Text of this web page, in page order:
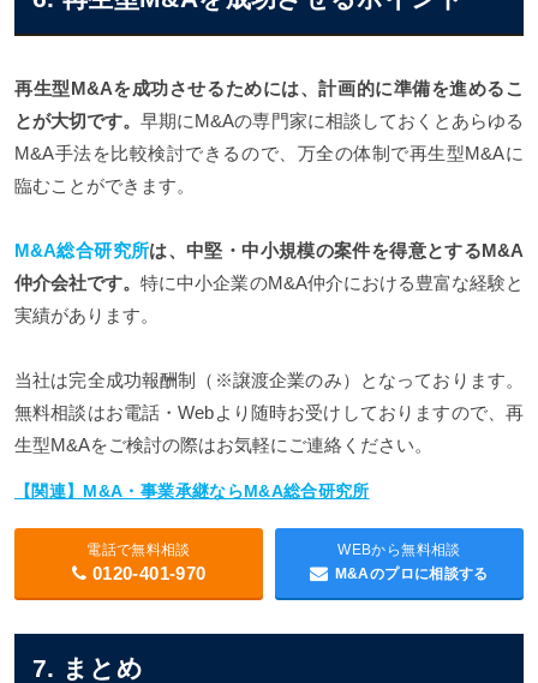
再生型M&Aを成功させるためには、計画的に準備を進めるこ
とが大切です。早期にM&Aの専門家に相談しておくとあらゆる
M&A手法を比較検討できるので、万全の体制で再生型M&Aに
臨むことができます。
M&A総合研究所は、中堅・中小規模の案件を得意とするM&A
仲介会社です。特に中小企業のM&A仲介における豊富な経験と
実績があります。
当社は完全成功報酬制（※譲渡企業のみ）となっております。
無料相談はお電話・Webより随時お受けしておりますので、再
生型M&Aをご検討の際はお気軽にご連絡ください。
【関連】M&A・事業承継ならM&A総合研究所
電話で無料相談
0120-401-970
WEBから無料相談
M&Aのプロに相談する
7. まとめ